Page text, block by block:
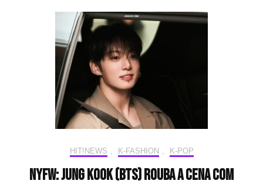
fotos
para
nova
HIT!NEWS K-FASHION K-POP
NYFW: Jung Kook (BTS) rouba a cena com